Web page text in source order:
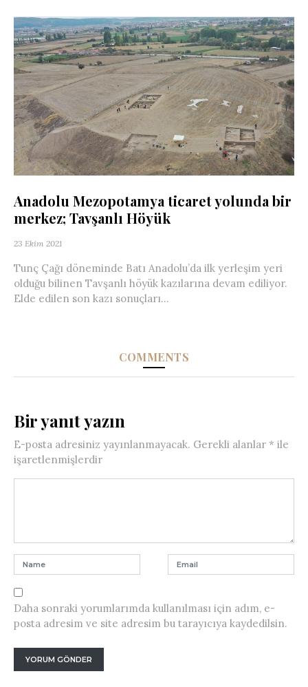
Anadolu Mezopotamya ticaret yolunda bir
merkez; Tavşanlı Höyük
23 Ekim 2021
Tunç Çağı döneminde Batı Anadolu’da ilk yerleşim yeri
olduğu bilinen Tavşanlı höyük kazılarına devam ediliyor.
Elde edilen son kazı sonuçları...
COMMENTS
Bir yanıt yazın
E-posta adresiniz yayınlanmayacak. Gerekli alanlar * ile
işaretlenmişlerdir
Daha sonraki yorumlarımda kullanılması için adım, e-
posta adresim ve site adresim bu tarayıcıya kaydedilsin.